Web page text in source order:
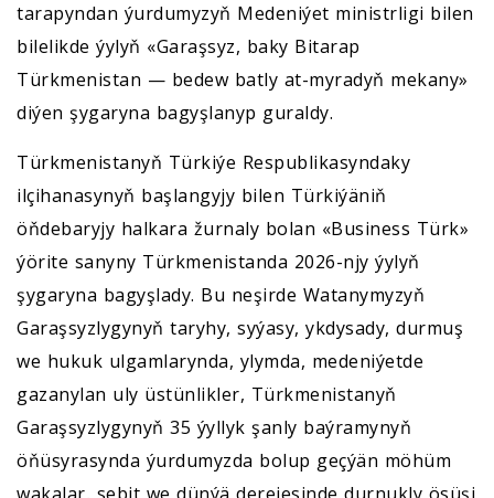
tarapyndan ýurdumyzyň Medeniýet ministrligi bilen
bilelikde ýylyň «Garaşsyz, baky Bitarap
Türkmenistan — bedew batly at-myradyň mekany»
diýen şygaryna bagyşlanyp guraldy.
Türkmenistanyň Türkiýe Respublikasyndaky
ilçihanasynyň başlangyjy bilen Türkiýäniň
öňdebaryjy halkara žurnaly bolan «Business Türk»
ýörite sanyny Türkmenistanda 2026-njy ýylyň
şygaryna bagyşlady. Bu neşirde Watanymyzyň
Garaşsyzlygynyň taryhy, syýasy, ykdysady, durmuş
we hukuk ulgamlarynda, ylymda, medeniýetde
gazanylan uly üstünlikler, Türkmenistanyň
Garaşsyzlygynyň 35 ýyllyk şanly baýramynyň
öňüsyrasynda ýurdumyzda bolup geçýän möhüm